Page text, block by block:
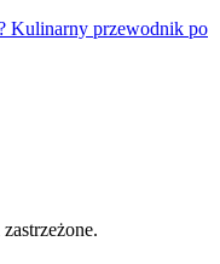
Kulinarny przewodnik po